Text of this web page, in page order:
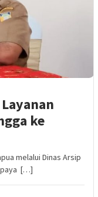
ke
melalui Dinas Arsip
[…]